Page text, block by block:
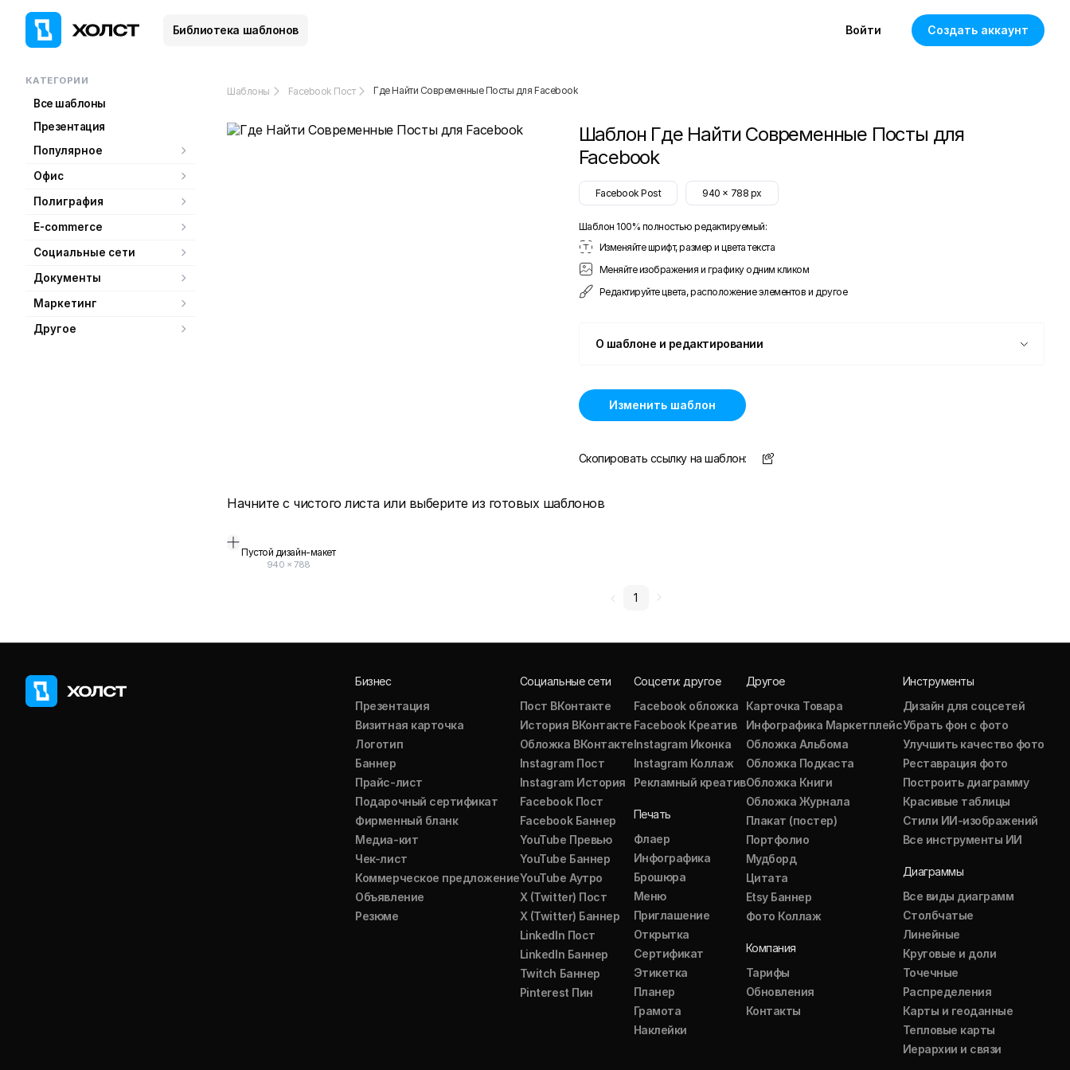
Библиотека шаблонов Войти Создать аккаунт
КАТЕГОРИИ
Все шаблоны
Презентация
Популярное
Офис
Полиграфия
E-commerce
Социальные сети
Документы
Маркетинг
Другое
Шаблоны Facebook Пост Где Найти Современные Посты для Facebook
Шаблон Где Найти Современные Посты для
Facebook
Facebook Post 940 x 788 px
Шаблон 100% полностью редактируемый:
Изменяйте шрифт, размер и цвета текста
Меняйте изображения и графику одним кликом
Редактируйте цвета, расположение элементов и другое
О шаблоне и редактировании
Изменить шаблон
Скопировать ссылку на шаблон:
Начните с чистого листа или выберите из готовых шаблонов
Пустой дизайн-макет
940 × 788
1
Бизнес
Презентация
Визитная карточка
Логотип
Баннер
Прайс-лист
Подарочный сертификат
Фирменный бланк
Медиа-кит
Чек-лист
Коммерческое предложение
Объявление
Резюме
Социальные сети
Пост ВКонтакте
История ВКонтакте
Обложка ВКонтакте
Instagram Пост
Instagram История
Facebook Пост
Facebook Баннер
YouTube Превью
YouTube Баннер
YouTube Аутро
X (Twitter) Пост
X (Twitter) Баннер
LinkedIn Пост
LinkedIn Баннер
Twitch Баннер
Pinterest Пин
Соцсети: другое
Facebook обложка
Facebook Креатив
Instagram Иконка
Instagram Коллаж
Рекламный креатив
Печать
Флаер
Инфографика
Брошюра
Меню
Приглашение
Открытка
Сертификат
Этикетка
Планер
Грамота
Наклейки
Другое
Карточка Товара
Инфографика Маркетплейс
Обложка Альбома
Обложка Подкаста
Обложка Книги
Обложка Журнала
Плакат (постер)
Портфолио
Мудборд
Цитата
Etsy Баннер
Фото Коллаж
Компания
Тарифы
Обновления
Контакты
Инструменты
Дизайн для соцсетей
Убрать фон с фото
Улучшить качество фото
Реставрация фото
Построить диаграмму
Красивые таблицы
Стили ИИ-изображений
Все инструменты ИИ
Диаграммы
Все виды диаграмм
Столбчатые
Линейные
Круговые и доли
Точечные
Распределения
Карты и геоданные
Тепловые карты
Иерархии и связи